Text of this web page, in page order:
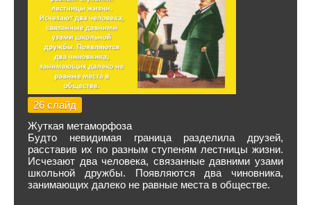
26 слайд
Жуткая метаморфоза
Будто невидимая грани­ца разделила друзей,
расставив их по раз­ным ступеням лестницы жизни.
Исчезают два человека, связанные давними узами
школьной дружбы. Появляются два чинов­ника,
занимающих далеко не равные места в обществе.